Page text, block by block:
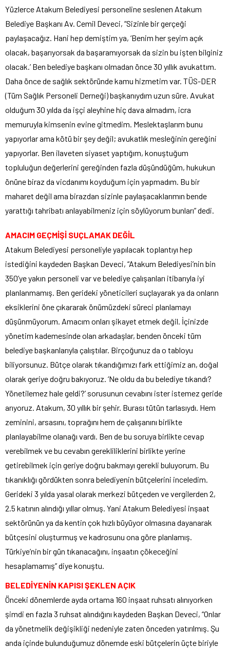
Yüzlerce Atakum Belediyesi personeline seslenen Atakum
Belediye Başkanı Av. Cemil Deveci, “Sizinle bir gerçeği
paylaşacağız. Hani hep demiştim ya, ‘Benim her şeyim açık
olacak, başarıyorsak da başaramıyorsak da sizin bu işten bilginiz
olacak.’ Ben belediye başkanı olmadan önce 30 yıllık avukattım.
Daha önce de sağlık sektöründe kamu hizmetim var. TÜS-DER
(Tüm Sağlık Personeli Derneği) başkanıydım uzun süre. Avukat
olduğum 30 yılda da işçi aleyhine hiç dava almadım, icra
memuruyla kimsenin evine gitmedim. Meslektaşlarım bunu
yapıyorlar ama kötü bir şey değil; avukatlık mesleğinin gereğini
yapıyorlar. Ben ilaveten siyaset yaptığım, konuştuğum
topluluğun değerlerini gereğinden fazla düşündüğüm, hukukun
önüne biraz da vicdanımı koyduğum için yapmadım. Bu bir
maharet değil ama birazdan sizinle paylaşacaklarımın bende
yarattığı tahribatı anlayabilmeniz için söylüyorum bunları” dedi.
AMACIM GEÇMİŞİ SUÇLAMAK DEĞİL
Atakum Belediyesi personeliyle yapılacak toplantıyı hep
istediğini kaydeden Başkan Deveci, “Atakum Belediyesi’nin bin
350’ye yakın personeli var ve belediye çalışanları itibarıyla iyi
planlanmamış. Ben gerideki yöneticileri suçlayarak ya da onların
eksiklerini öne çıkararak önümüzdeki süreci planlamayı
düşünmüyorum. Amacım onları şikayet etmek değil. İçinizde
yönetim kademesinde olan arkadaşlar, benden önceki tüm
belediye başkanlarıyla çalıştılar. Birçoğunuz da o tabloyu
biliyorsunuz. Bütçe olarak tıkandığımızı fark ettiğimiz an, doğal
olarak geriye doğru bakıyoruz. ‘Ne oldu da bu belediye tıkandı?
Yönetilemez hale geldi?’ sorusunun cevabını ister istemez geride
arıyoruz. Atakum, 30 yıllık bir şehir. Burası tütün tarlasıydı. Hem
zeminini, arsasını, toprağını hem de çalışanını birlikte
planlayabilme olanağı vardı. Ben de bu soruya birlikte cevap
verebilmek ve bu cevabın gerekliliklerini birlikte yerine
getirebilmek için geriye doğru bakmayı gerekli buluyorum. Bu
tıkanıklığı gördükten sonra belediyenin bütçelerini inceledim.
Gerideki 3 yılda yasal olarak merkezi bütçeden ve vergilerden 2,
2.5 katının alındığı yıllar olmuş. Yani Atakum Belediyesi inşaat
sektörünün ya da kentin çok hızlı büyüyor olmasına dayanarak
bütçesini oluşturmuş ve kadrosunu ona göre planlamış.
Türkiye’nin bir gün tıkanacağını, inşaatın çökeceğini
hesaplamamış” diye konuştu.
BELEDİYENİN KAPISI ŞEKLEN AÇIK
Önceki dönemlerde ayda ortama 160 inşaat ruhsatı alınıyorken
şimdi en fazla 3 ruhsat alındığını kaydeden Başkan Deveci, “Onlar
da yönetmelik değişikliği nedeniyle zaten önceden yatırılmış. Şu
anda içinde bulunduğumuz dönemde eski bütçelerin üçte biriyle